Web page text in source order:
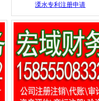
溧水专利注册申请